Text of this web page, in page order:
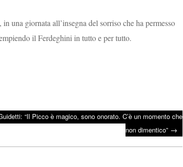
una giornata all’insegna del sorriso che ha permesso
il Ferdeghini in tutto e per tutto.
“Il Picco è magico, sono onorato. C’è un momento che
non dimentico” →